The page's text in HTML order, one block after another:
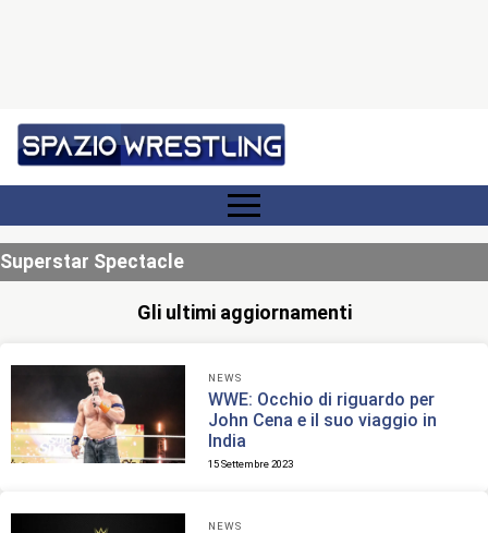
Superstar Spectacle
Gli ultimi aggiornamenti
NEWS
WWE: Occhio di riguardo per
John Cena e il suo viaggio in
India
15 Settembre 2023
NEWS